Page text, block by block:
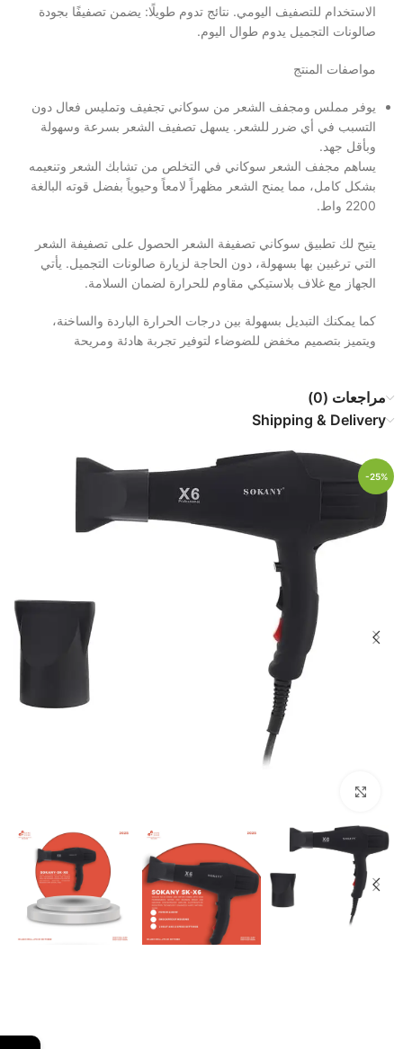
الاستخدام للتصفيف اليومي. نتائج تدوم طويلًا: يضمن تصفيفًا بجودة
صالونات التجميل يدوم طوال اليوم.
مواصفات المنتج
يوفر مملس ومجفف الشعر من سوكاني تجفيف وتمليس فعال دون
التسبب في أي ضرر للشعر. يسهل تصفيف الشعر بسرعة وسهولة
وبأقل جهد.
يساهم مجفف الشعر سوكاني في التخلص من تشابك الشعر وتنعيمه
بشكل كامل، مما يمنح الشعر مظهراً لامعاً وحيوياً بفضل قوته البالغة
2200 واط.
يتيح لك تطبيق سوكاني تصفيفة الشعر الحصول على تصفيفة الشعر
التي ترغبين بها بسهولة، دون الحاجة لزيارة صالونات التجميل. يأتي
الجهاز مع غلاف بلاستيكي مقاوم للحرارة لضمان السلامة.
كما يمكنك التبديل بسهولة بين درجات الحرارة الباردة والساخنة،
ويتميز بتصميم مخفض للضوضاء لتوفير تجربة هادئة ومريحة
مراجعات (0)
Shipping & Delivery
-25%